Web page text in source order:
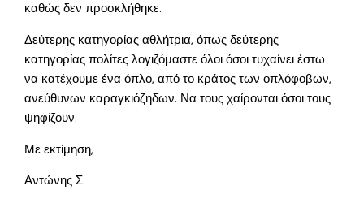
καθώς δεν προσκλήθηκε.
Δεύτερης κατηγορίας αθλήτρια, όπως δεύτερης
κατηγορίας πολίτες λογιζόμαστε όλοι όσοι τυχαίνει έστω
να κατέχουμε ένα όπλο, από το κράτος των οπλόφοβων,
ανεύθυνων καραγκιόζηδων. Να τους χαίρονται όσοι τους
ψηφίζουν.
Με εκτίμηση,
Αντώνης Σ.